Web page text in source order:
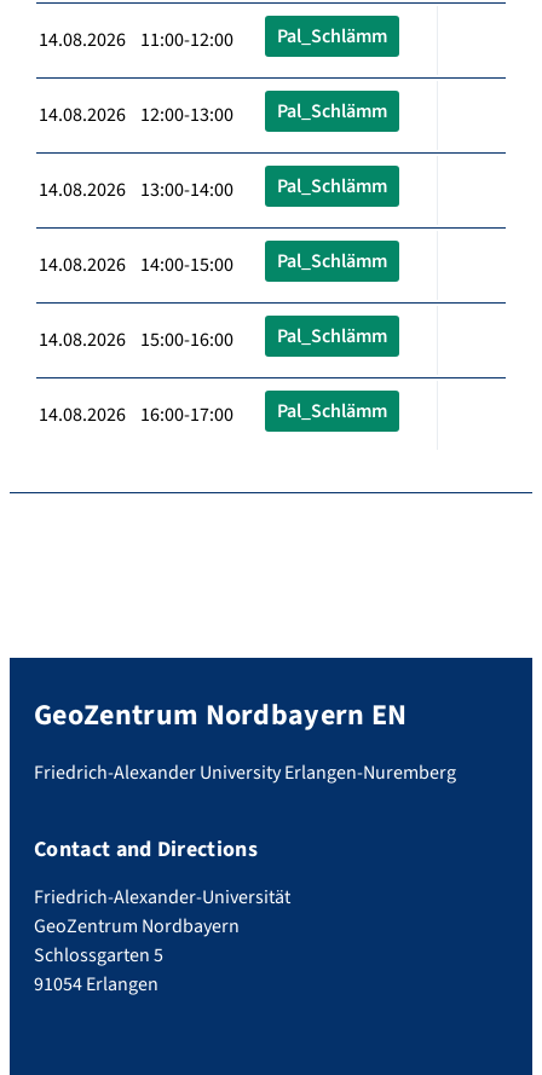
14.08.2026 11:00-12:00 Pal_Schlämm
14.08.2026 12:00-13:00 Pal_Schlämm
14.08.2026 13:00-14:00 Pal_Schlämm
14.08.2026 14:00-15:00 Pal_Schlämm
14.08.2026 15:00-16:00 Pal_Schlämm
14.08.2026 16:00-17:00 Pal_Schlämm
GeoZentrum Nordbayern EN
Friedrich-Alexander University Erlangen-Nuremberg
Contact and Directions
Friedrich-Alexander-Universität
GeoZentrum Nordbayern
Schlossgarten 5
91054 Erlangen